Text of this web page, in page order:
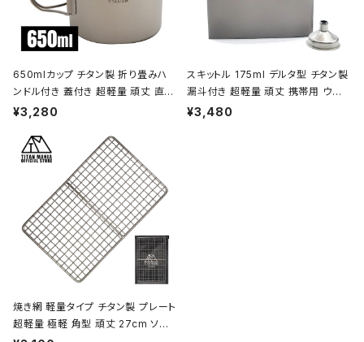
650mlカップ チタン製 折り畳みハ
ンドル付き 蓋付き 超軽量 頑丈 直火
OK シングルマグカップ クッカー ソ
トドア キャンプ用品 収納袋付き
¥3,280
スキットル 175ml デルタ型 チタン製
漏斗付き 超軽量 頑丈 携帯用 ウイ
スキー ボトル ヒップフラスコ 水筒 ソ
¥3,480
焼き網 軽量タイプ チタン製 プレート
超軽量 極軽 角型 頑丈 27cm ソロ